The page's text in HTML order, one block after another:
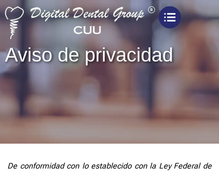
Aviso de privacidad
De conformidad con lo establecido con la Ley Federal de